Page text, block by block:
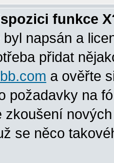
funkce
napsán a
přidat
a ověřte
požadavky na
zkoušení
se něco